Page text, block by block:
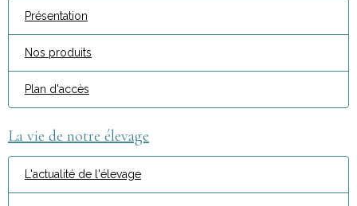
Présentation
Nos produits
Plan d'accès
La vie de notre élevage
L'actualité de l'élevage